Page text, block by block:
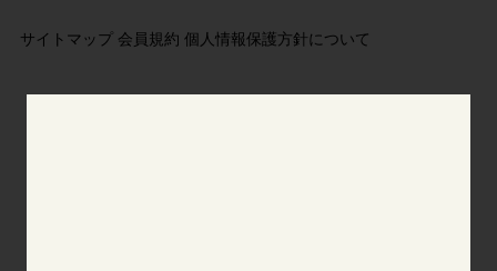
サイトマップ 会員規約 個人情報保護方針について